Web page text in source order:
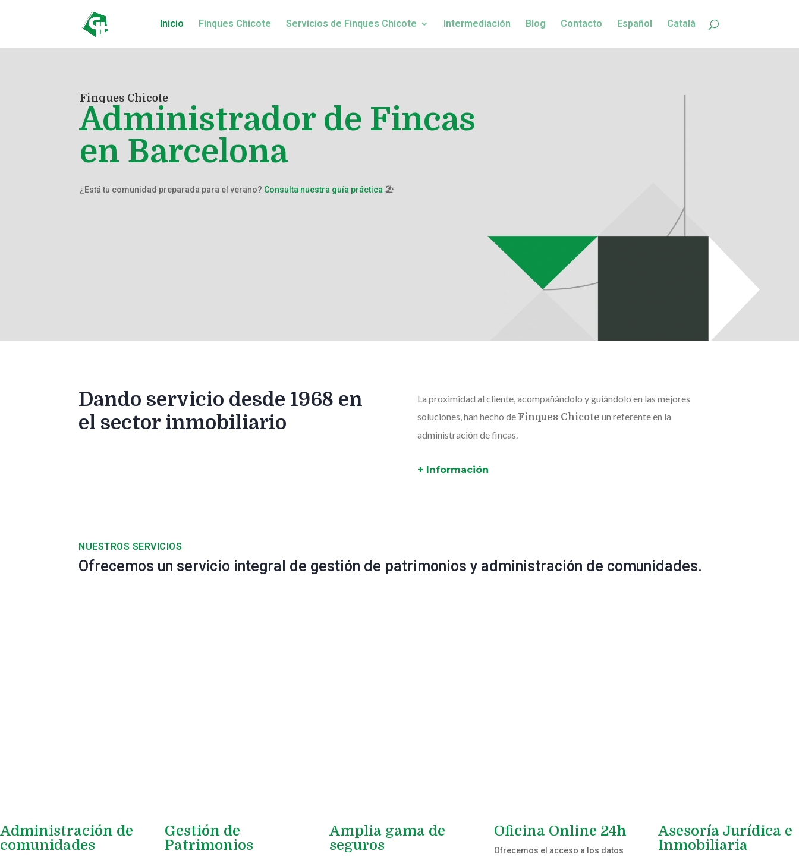
Inicio Finques Chicote Servicios de Finques Chicote Intermediación Blog Contacto Español Català
Finques Chicote
Administrador de Fincas
en Barcelona
¿Está tu comunidad preparada para el verano? Consulta nuestra guía práctica 🏖️
Dando servicio desde 1968 en
el sector inmobiliario
La proximidad al cliente, acompañándolo y guiándolo en las mejores
soluciones, han hecho de Finques Chicote un referente en la
administración de fincas.
+ Información
NUESTROS SERVICIOS
Ofrecemos un servicio integral de gestión de patrimonios y administración de comunidades.
Administración de
comunidades
Gestión de
Patrimonios
Amplia gama de
seguros
Oficina Online 24h
Ofrecemos el acceso a los datos
Asesoría Jurídica e
Inmobiliaria